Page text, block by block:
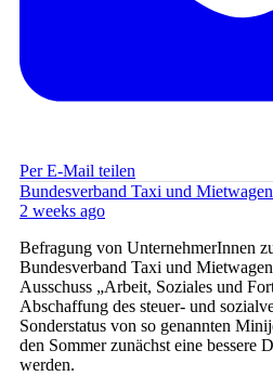
Per E-Mail teilen
Bundesverband Taxi und
2 weeks ago
Befragung von UnternehmerInnen
Bundesverband Taxi und
Ausschuss „Arbeit, Soziales und
Abschaffung des steuer- und
Sonderstatus von so genannten
den Sommer zunächst eine bessere
werden.